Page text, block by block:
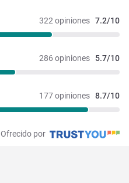
322 opiniones 7.2/10
286 opiniones 5.7/10
177 opiniones 8.7/10
Ofrecido por